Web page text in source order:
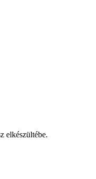
elkészültébe.